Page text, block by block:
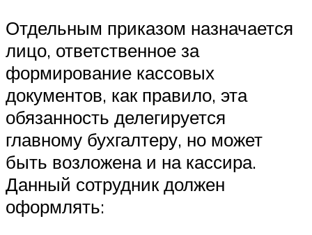
Отдельным приказом назначается
лицо, ответственное за
формирование кассовых
документов, как правило, эта
обязанность делегируется
главному бухгалтеру, но может
быть возложена и на кассира.
Данный сотрудник должен
оформлять: